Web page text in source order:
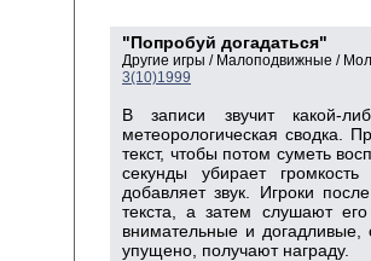
"Попробуй догадаться"
Другие игры / Малоподвижные /
3(10)1999
В записи звучит какой-
метеорологическая сводка.
текст, чтобы потом суметь
секунды убирает
добавляет звук. Игроки
текста, а затем слушают
внимательные и догадливые,
упущено, получают награду.